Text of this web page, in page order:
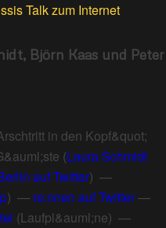
Talk zum Internet
Björn Kaas und Peter
in den Kopf&quot;
(Laura Schmidt
auf Twitter) —
) — re:nnen auf Twitter—
(Laufpl&auml;ne) —